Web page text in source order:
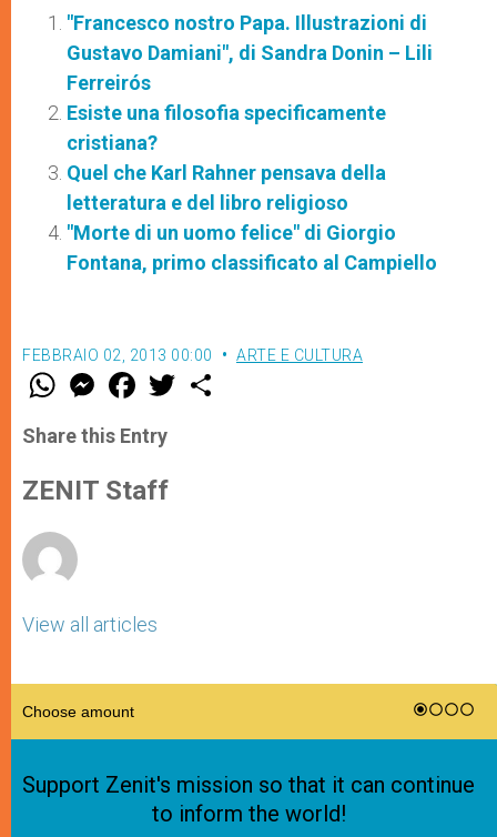
"Francesco nostro Papa. Illustrazioni di
Gustavo Damiani", di Sandra Donin – Lili
Ferreirós
Esiste una filosofia specificamente
cristiana?
Quel che Karl Rahner pensava della
letteratura e del libro religioso
"Morte di un uomo felice" di Giorgio
Fontana, primo classificato al Campiello
FEBBRAIO 02, 2013 00:00 ARTE E CULTURA
W
t
s
p
p
M
e
s
e
g
e
F
a
e
b
o
k
w
Share this Entry
ZENIT Staff
View all articles